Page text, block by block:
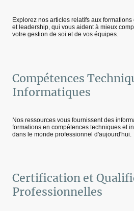
Explorez nos articles relatifs aux
et leadership, qui vous aident à mieux
votre gestion de soi et de vos équipes.
Compétences
Informatiques
Nos ressources vous fournissent des
formations en compétences techniques et
dans le monde professionnel d'aujourd'hui.
Certification et
Professionnelles